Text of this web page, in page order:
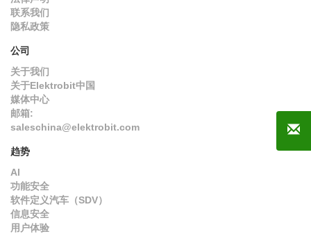
联系我们
隐私政策
公司
关于我们
关于Elektrobit中国
媒体中心
邮箱:
saleschina@elektrobit.com
趋势
AI
功能安全
软件定义汽车（SDV）
信息安全
用户体验